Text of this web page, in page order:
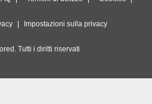
Impostazioni sulla privacy
Tutti i diritti riservati